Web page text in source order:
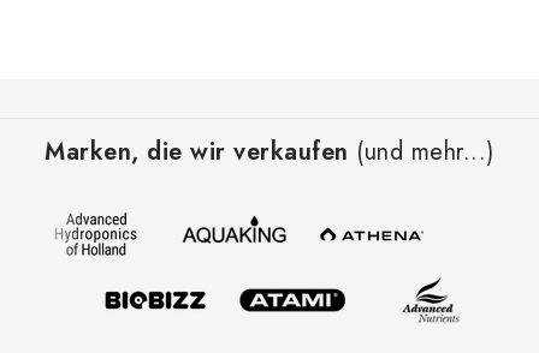
Marken, die wir verkaufen (und mehr...)